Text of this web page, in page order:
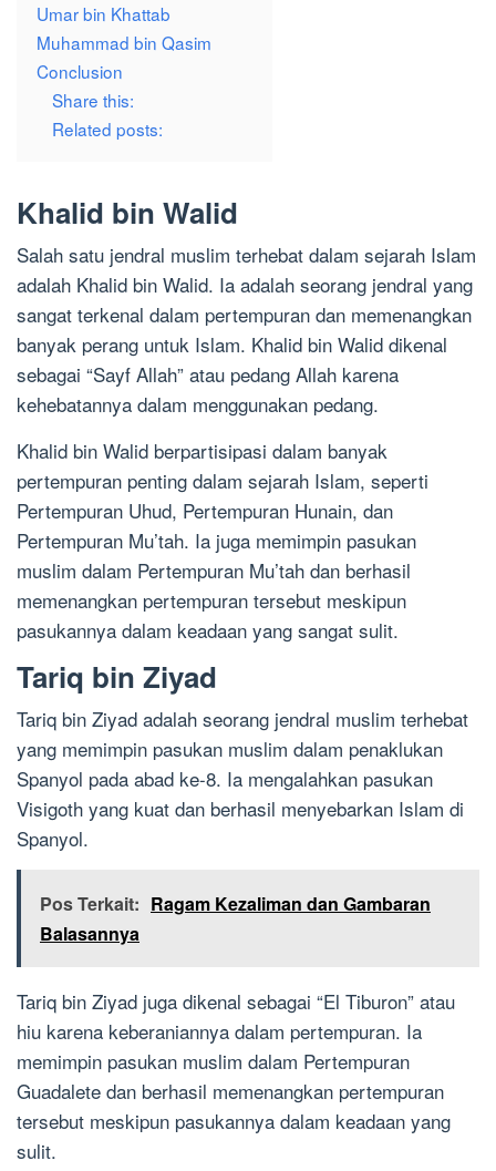
Umar bin Khattab
Muhammad bin Qasim
Conclusion
Share this:
Related posts:
Khalid bin Walid
Salah satu jendral muslim terhebat dalam sejarah Islam
adalah Khalid bin Walid. Ia adalah seorang jendral yang
sangat terkenal dalam pertempuran dan memenangkan
banyak perang untuk Islam. Khalid bin Walid dikenal
sebagai “Sayf Allah” atau pedang Allah karena
kehebatannya dalam menggunakan pedang.
Khalid bin Walid berpartisipasi dalam banyak
pertempuran penting dalam sejarah Islam, seperti
Pertempuran Uhud, Pertempuran Hunain, dan
Pertempuran Mu’tah. Ia juga memimpin pasukan
muslim dalam Pertempuran Mu’tah dan berhasil
memenangkan pertempuran tersebut meskipun
pasukannya dalam keadaan yang sangat sulit.
Tariq bin Ziyad
Tariq bin Ziyad adalah seorang jendral muslim terhebat
yang memimpin pasukan muslim dalam penaklukan
Spanyol pada abad ke-8. Ia mengalahkan pasukan
Visigoth yang kuat dan berhasil menyebarkan Islam di
Spanyol.
Pos Terkait: Ragam Kezaliman dan Gambaran
Balasannya
Tariq bin Ziyad juga dikenal sebagai “El Tiburon” atau
hiu karena keberaniannya dalam pertempuran. Ia
memimpin pasukan muslim dalam Pertempuran
Guadalete dan berhasil memenangkan pertempuran
tersebut meskipun pasukannya dalam keadaan yang
sulit.